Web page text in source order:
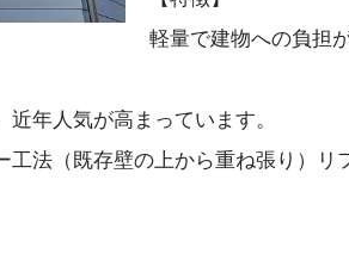
軽量で建物への負担
年人気が高まっています。
工法（既存壁の上から重ね張り）